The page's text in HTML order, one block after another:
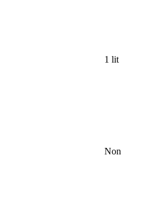
1 lit
Non